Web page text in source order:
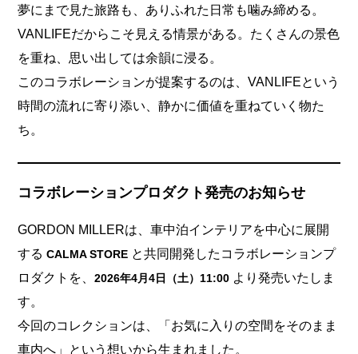
夢にまで見た旅路も、ありふれた日常も噛み締める。
VANLIFEだからこそ見える情景がある。たくさんの景色
を重ね、思い出しては余韻に浸る。
このコラボレーションが提案するのは、VANLIFEという
時間の流れに寄り添い、静かに価値を重ねていく物た
ち。
コラボレーションプロダクト発売のお知らせ
GORDON MILLERは、車中泊インテリアを中心に展開
するCALMA STORE と共同開発したコラボレーションプ
ロダクトを、2026年4月4日（土）11:00 より発売いたしま
す。
今回のコレクションは、「お気に入りの空間をそのまま
車内へ」という想いから生まれました。